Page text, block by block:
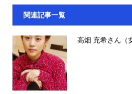
関連記事一覧
高畑 充希さん（